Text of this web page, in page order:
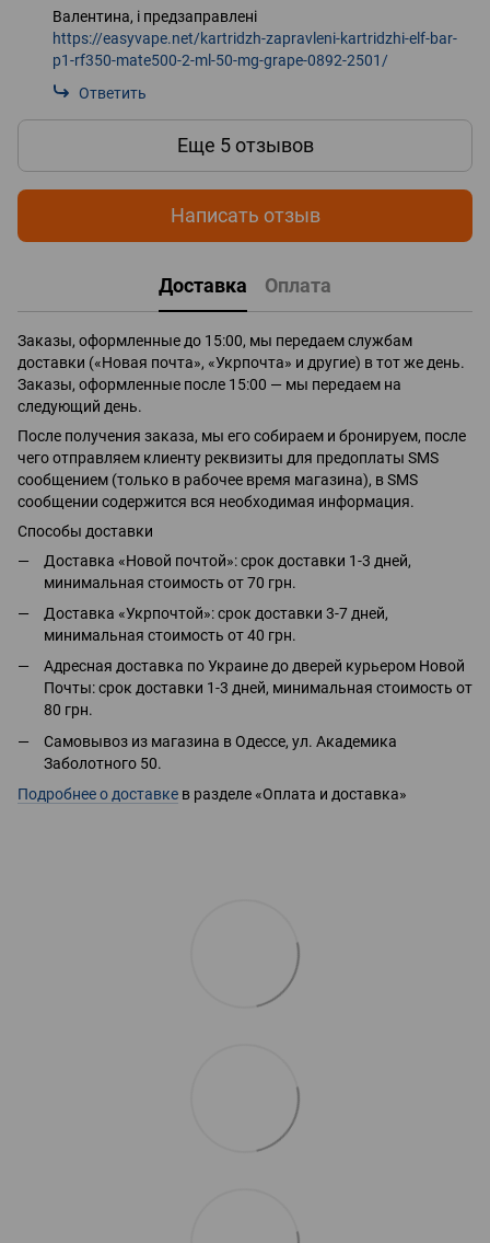
Валентина, і предзаправлені
https://easyvape.net/kartridzh-zapravleni-kartridzhi-elf-bar-
p1-rf350-mate500-2-ml-50-mg-grape-0892-2501/
Ответить
Еще 5 отзывов
Написать отзыв
Доставка Оплата
Заказы, оформленные до 15:00, мы передаем службам
доставки («Новая почта», «Укрпочта» и другие) в тот же день.
Заказы, оформленные после 15:00 — мы передаем на
следующий день.
После получения заказа, мы его собираем и бронируем, после
чего отправляем клиенту реквизиты для предоплаты SMS
сообщением (только в рабочее время магазина), в SMS
сообщении содержится вся необходимая информация.
Способы доставки
Доставка «Новой почтой»: срок доставки 1-3 дней,
минимальная стоимость от 70 грн.
Доставка «Укрпочтой»: срок доставки 3-7 дней,
минимальная стоимость от 40 грн.
Адресная доставка по Украине до дверей курьером Новой
Почты: срок доставки 1-3 дней, минимальная стоимость от
80 грн.
Самовывоз из магазина в Одессе, ул. Академика
Заболотного 50.
Подробнее о доставке в разделе «Оплата и доставка»